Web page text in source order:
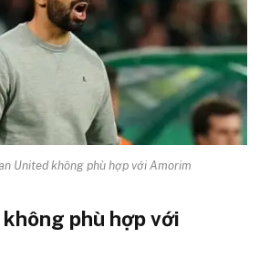
United không phù hợp với Amorim
phù hợp với